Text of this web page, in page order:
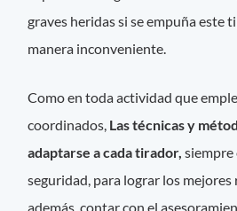
graves heridas si se empuña este
manera inconveniente.
Como en toda actividad que
coordinados, Las técnicas y
adaptarse a cada tirador, siempre
seguridad, para lograr los
además, contar con el